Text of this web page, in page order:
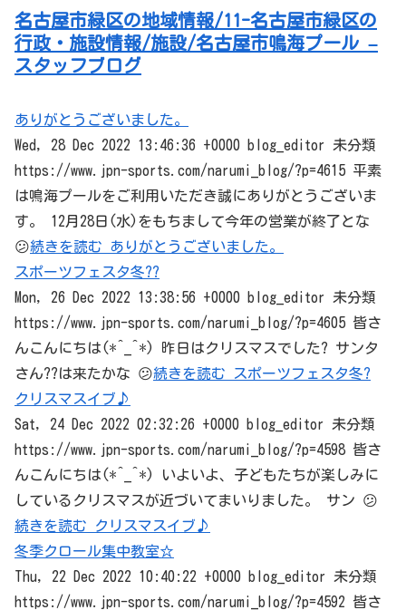
名古屋市緑区の地域情報/11-名古屋市緑区の
行政・施設情報/施設/名古屋市鳴海プール –
スタッフブログ
ありがとうございました。
Wed, 28 Dec 2022 13:46:36 +0000 blog_editor 未分類
https://www.jpn-sports.com/narumi_blog/?p=4615 平素
は鳴海プールをご利用いただき誠にありがとうございま
す。 12月28日(水)をもちまして今年の営業が終了とな
😕続きを読む ありがとうございました。
スポーツフェスタ冬??
Mon, 26 Dec 2022 13:38:56 +0000 blog_editor 未分類
https://www.jpn-sports.com/narumi_blog/?p=4605 皆さ
んこんにちは(*^_^*) 昨日はクリスマスでした? サンタ
さん??は来たかな 😕続きを読む スポーツフェスタ冬?
クリスマスイブ♪
Sat, 24 Dec 2022 02:32:26 +0000 blog_editor 未分類
https://www.jpn-sports.com/narumi_blog/?p=4598 皆さ
んこんにちは(*^_^*) いよいよ、子どもたちが楽しみに
しているクリスマスが近づいてまいりました。 サン 😕
続きを読む クリスマスイブ♪
冬季クロール集中教室☆
Thu, 22 Dec 2022 10:40:22 +0000 blog_editor 未分類
https://www.jpn-sports.com/narumi_blog/?p=4592 皆さ